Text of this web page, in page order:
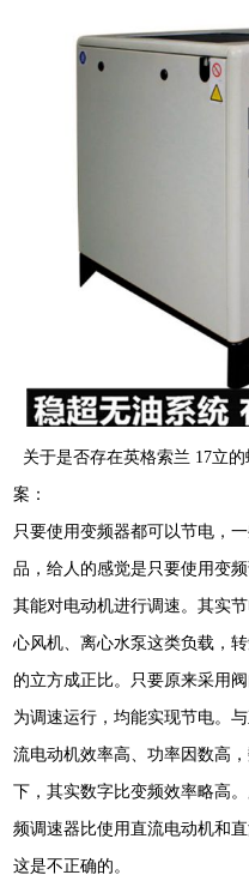
关于是否存在英格索兰 17立
案：
只要使用变频器都可以节电，
品，给人的感觉是只要使用变
其能对电动机进行调速。其实
心风机、离心水泵这类负载，
的立方成正比。只要原来采用
为调速运行，均能实现节电。
流电动机效率高、功率因数高
下，其实数字比变频效率略高
频调速器比使用直流电动机和
这是不正确的。